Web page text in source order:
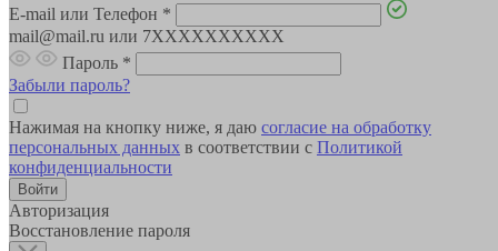
E-mail или Телефон *
mail@mail.ru или 7XXXXXXXXXX
Пароль *
Забыли пароль?
Нажимая на кнопку ниже, я даю согласие на обработку
персональных данных в соответствии с Политикой
конфиденциальности
Авторизация
Восстановление пароля